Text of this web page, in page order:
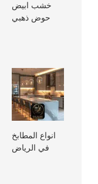
خشب ابيض
حوض ذهبي
انواع المطابخ
في الرياض